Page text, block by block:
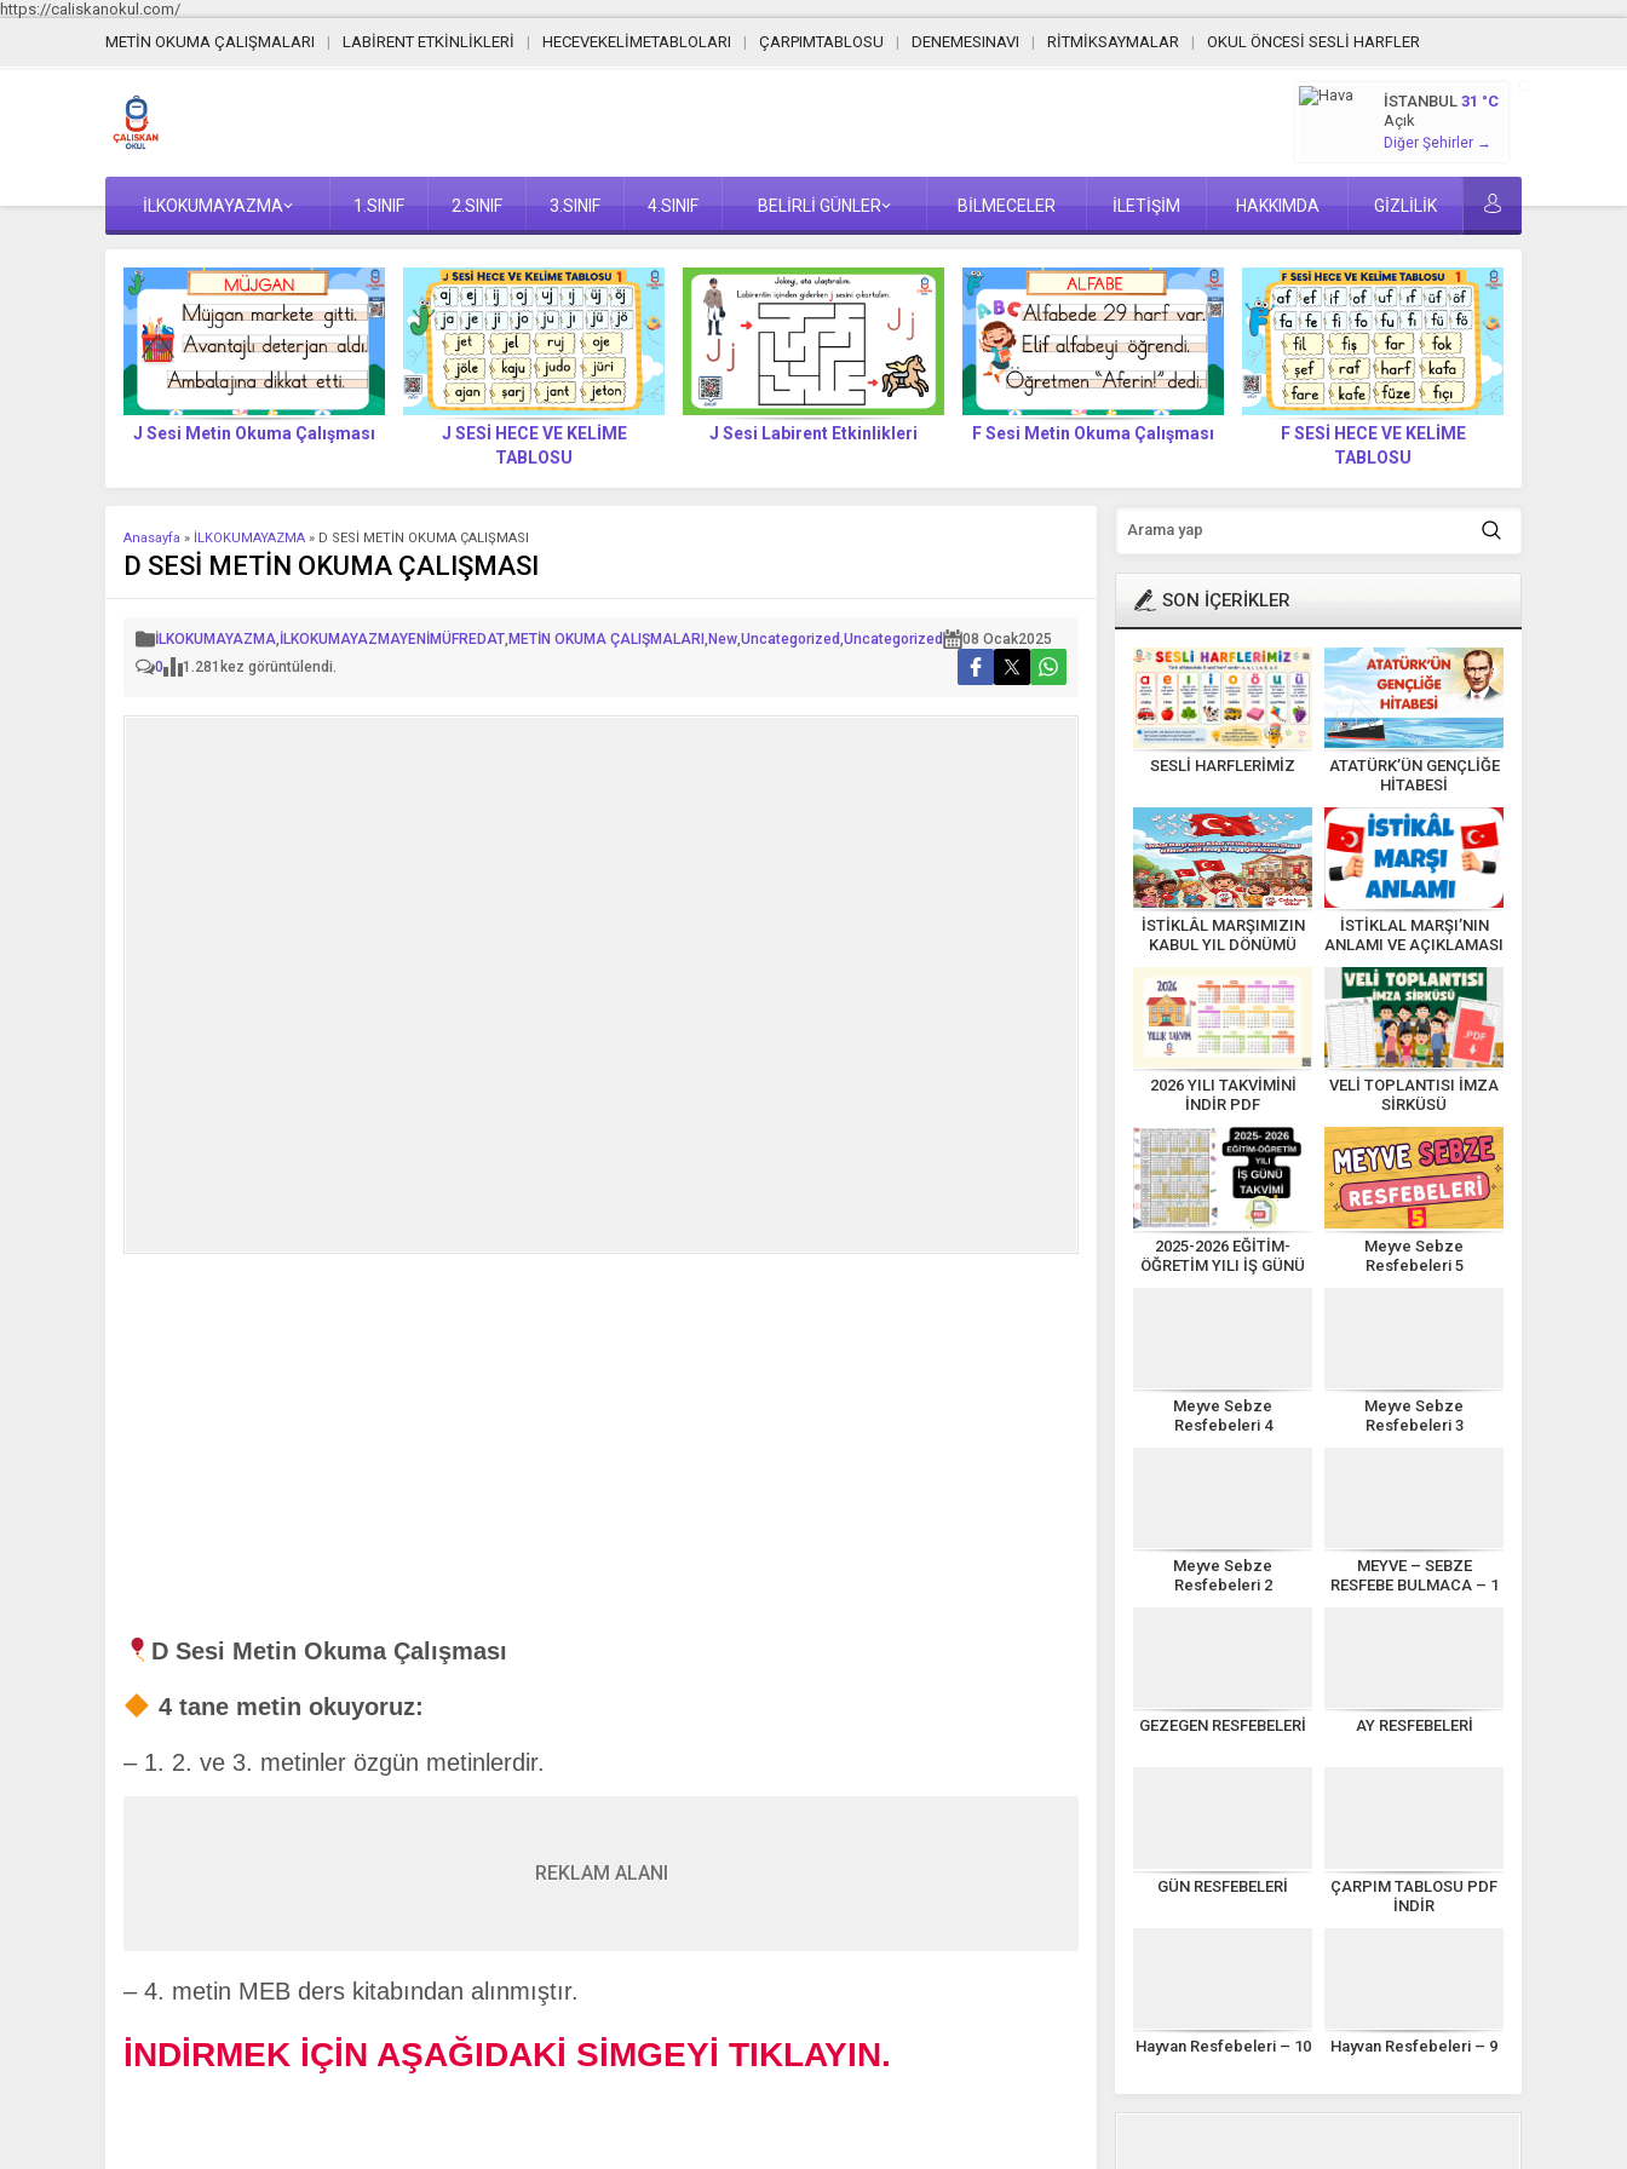
https://caliskanokul.com/
METİN OKUMA ÇALIŞMALARI
LABİRENT ETKİNLİKLERİ HECEVEKELİMETABLOLARI ÇARPIMTABLOSU DENEMESINAVI RİTMİKSAYMALAR OKUL ÖNCESİ SESLİ HARFLER
İSTANBUL 31 °C
Açık
Diğer Şehirler →
İLKOKUMAYAZMA 1.SINIF 2.SINIF 3.SINIF 4.SINIF BELİRLİ GÜNLER BİLMECELER İLETİŞİM HAKKIMDA GİZLİLİK
J Sesi Metin Okuma Çalışması
J SESİ HECE VE KELİME
TABLOSU
J Sesi Labirent Etkinlikleri F Sesi Metin Okuma Çalışması
F SESİ HECE VE KELİME
TABLOSU
Anasayfa » İLKOKUMAYAZMA » D SESİ METİN OKUMA ÇALIŞMASI
D SESİ METİN OKUMA ÇALIŞMASI
İLKOKUMAYAZMA İLKOKUMAYAZMAYENİMÜFREDAT METİN OKUMA ÇALIŞMALARI New Uncategorized Uncategorized 08 Ocak2025
0
1.281 kez görüntülendi.
D Sesi Metin Okuma Çalışması
4 tane metin okuyoruz:
– 1. 2. ve 3. metinler özgün metinlerdir.
REKLAM ALANI
– 4. metin MEB ders kitabından alınmıştır.
İNDİRMEK İÇİN AŞAĞIDAKİ SİMGEYİ TIKLAYIN.
SON İÇERİKLER
SESLİ HARFLERİMİZ
ATATÜRK’ÜN GENÇLİĞE
HİTABESİ
İSTİKLÂL MARŞIMIZIN
KABUL YIL DÖNÜMÜ
KUTLU OLSUN
İSTİKLAL MARŞI’NIN
ANLAMI VE AÇIKLAMASI
2026 YILI TAKVİMİNİ
İNDİR PDF
VELİ TOPLANTISI İMZA
SİRKÜSÜ
2025-2026 EĞİTİM-
ÖĞRETİM YILI İŞ GÜNÜ
Meyve Sebze
Resfebeleri 5
Meyve Sebze
Resfebeleri 4
Meyve Sebze
Resfebeleri 3
Meyve Sebze
Resfebeleri 2
MEYVE – SEBZE
RESFEBE BULMACA – 1
GEZEGEN RESFEBELERİ AY RESFEBELERİ
GÜN RESFEBELERİ
ÇARPIM TABLOSU PDF
İNDİR
Hayvan Resfebeleri – 10 Hayvan Resfebeleri – 9